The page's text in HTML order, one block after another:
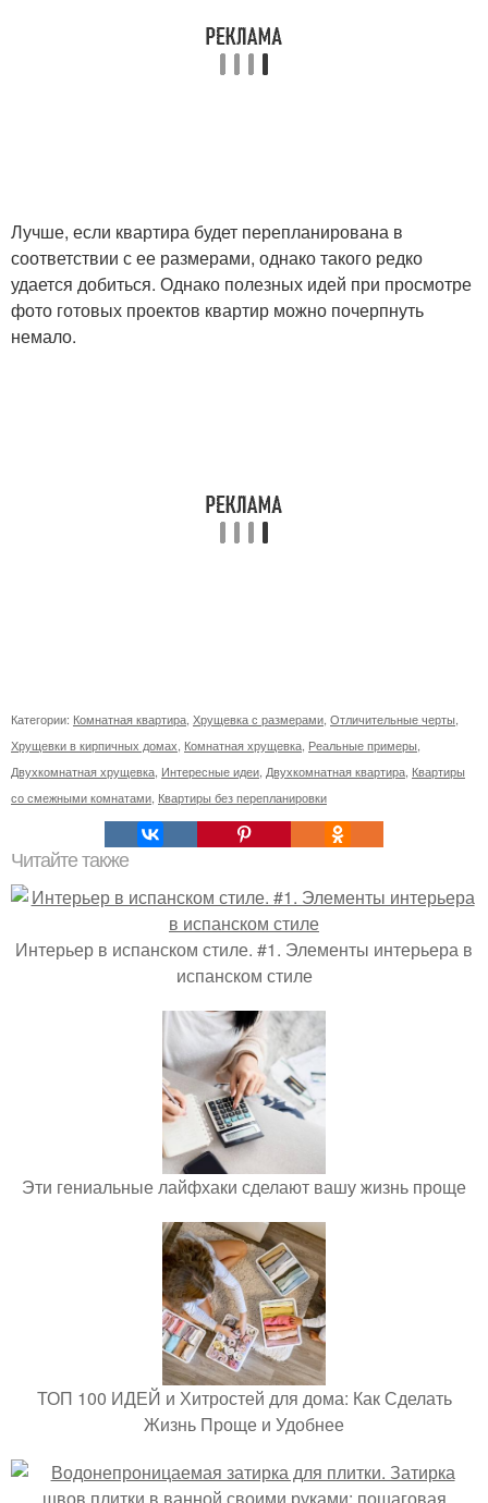
Лучше, если квартира будет перепланирована в
соответствии с ее размерами, однако такого редко
удается добиться. Однако полезных идей при просмотре
фото готовых проектов квартир можно почерпнуть
немало.
Категории: Комнатная квартира Хрущевка с размерами Отличительные черты
Хрущевки в кирпичных домах Комнатная хрущевка Реальные примеры
Двухкомнатная хрущевка Интересные идеи Двухкомнатная квартира Квартиры
со смежными комнатами Квартиры без перепланировки
Читайте также
Интерьер в испанском стиле. #1. Элементы интерьера в
испанском стиле
Эти гениальные лайфхаки сделают вашу жизнь проще
ТОП 100 ИДЕЙ и Хитростей для дома: Как Сделать
Жизнь Проще и Удобнее